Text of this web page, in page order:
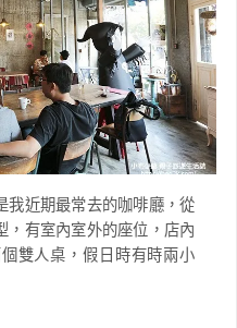
我近期最常去的咖啡廳，從
，有室內室外的座位，店內
雙人桌，假日時有時兩小